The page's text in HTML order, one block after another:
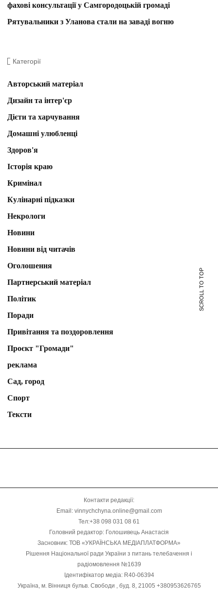
фахові консультації у Самгородоцькій громаді
Рятувальники з Уланова стали на заваді вогню
Категорії
Авторський матеріал
Дизайн та інтер'єр
Дієти та харчування
Домашні улюбленці
Здоров'я
Історія краю
Кримінал
Кулінарні підказки
Некрологи
Новини
Новини від читачів
Оголошення
Партнерський матеріал
Політик
Поради
Привітання та поздоровлення
Проєкт "Громади"
реклама
Сад, город
Спорт
Тексти
SCROLL TO TOP
Контакти редакції:
Email: vinnychchyna.online@gmail.com
Тел:+38 098 031 08 61
Головний редактор: Голошивець Анастасія
Засновник: ТОВ «УКРАЇНСЬКА МЕДІАПЛАТФОРМА»
Рішення Національної ради України з питань телебачення і
радіомовлення №1639
Ідентифікатор медіа: R40-06394
Україна, м. Вінниця бульв. Свободи , буд. 8, 21005 +380953626765